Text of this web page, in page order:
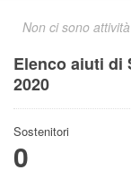
Non ci sono
Elenco aiuti di
2020
Sostenitori
0